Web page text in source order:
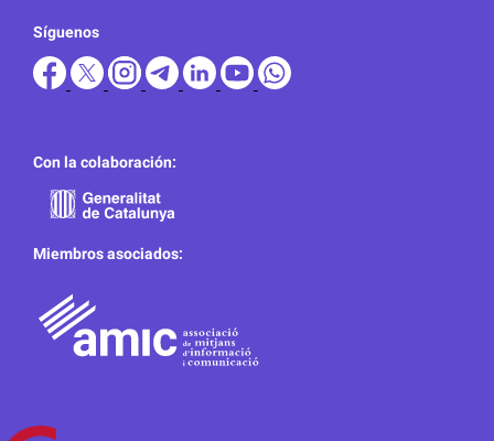
Síguenos
Con la colaboración:
Miembros asociados: